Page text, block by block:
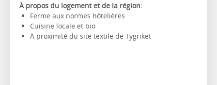
À propos du logement et de la région:
Ferme aux normes hôtelières
Cuisine locale et bio
À proximité du site textile de Tygriket